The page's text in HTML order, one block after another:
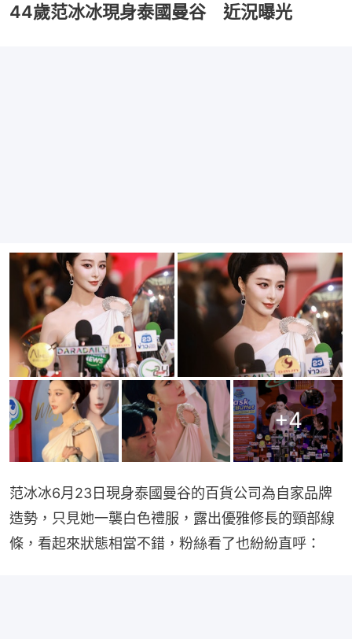
44歲范冰冰現身泰國曼谷 近況曝光
+4
范冰冰6月23日現身泰國曼谷的百貨公司為自家品牌
造勢，只見她一襲白色禮服，露出優雅修長的頸部線
條，看起來狀態相當不錯，粉絲看了也紛紛直呼：